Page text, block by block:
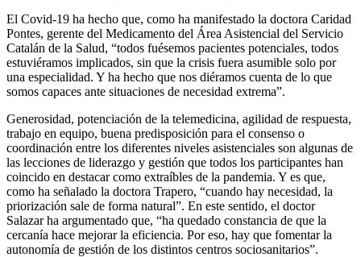
El Covid-19 ha hecho que, como ha manifestado la doctora Caridad
Pontes, gerente del Medicamento del Área Asistencial del Servicio
Catalán de la Salud, “todos fuésemos pacientes potenciales, todos
estuviéramos implicados, sin que la crisis fuera asumible solo por
una especialidad. Y ha hecho que nos diéramos cuenta de lo que
somos capaces ante situaciones de necesidad extrema”.
Generosidad, potenciación de la telemedicina, agilidad de respuesta,
trabajo en equipo, buena predisposición para el consenso o
coordinación entre los diferentes niveles asistenciales son algunas de
las lecciones de liderazgo y gestión que todos los participantes han
coincido en destacar como extraíbles de la pandemia. Y es que,
como ha señalado la doctora Trapero, “cuando hay necesidad, la
priorización sale de forma natural”. En este sentido, el doctor
Salazar ha argumentado que, “ha quedado constancia de que la
cercanía hace mejorar la eficiencia. Por eso, hay que fomentar la
autonomía de gestión de los distintos centros sociosanitarios”.